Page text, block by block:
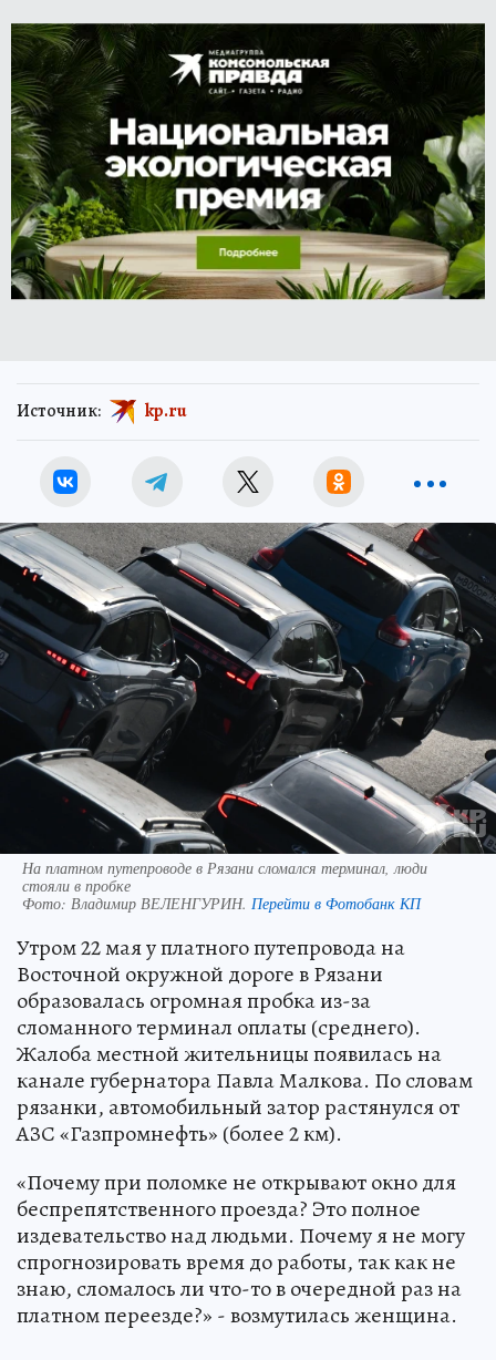
Источник: kp.ru
На платном путепроводе в Рязани сломался терминал, люди
стояли в пробке
Фото: Владимир ВЕЛЕНГУРИН. Перейти в Фотобанк КП
Утром 22 мая у платного путепровода на
Восточной окружной дороге в Рязани
образовалась огромная пробка из-за
сломанного терминал оплаты (среднего).
Жалоба местной жительницы появилась на
канале губернатора Павла Малкова. По словам
рязанки, автомобильный затор растянулся от
АЗС «Газпромнефть» (более 2 км).
«Почему при поломке не открывают окно для
беспрепятственного проезда? Это полное
издевательство над людьми. Почему я не могу
спрогнозировать время до работы, так как не
знаю, сломалось ли что-то в очередной раз на
платном переезде?» - возмутилась женщина.